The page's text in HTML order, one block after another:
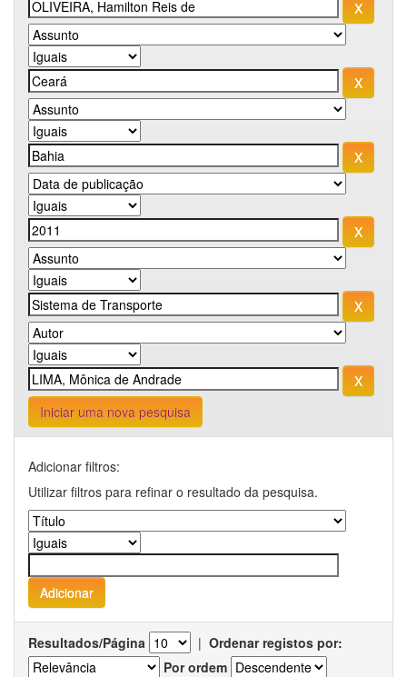
Iniciar uma nova pesquisa
Adicionar filtros:
Utilizar filtros para refinar o resultado da pesquisa.
Resultados/Página | Ordenar registos por:
Por ordem